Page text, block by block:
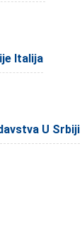
Italija
U Srbiji